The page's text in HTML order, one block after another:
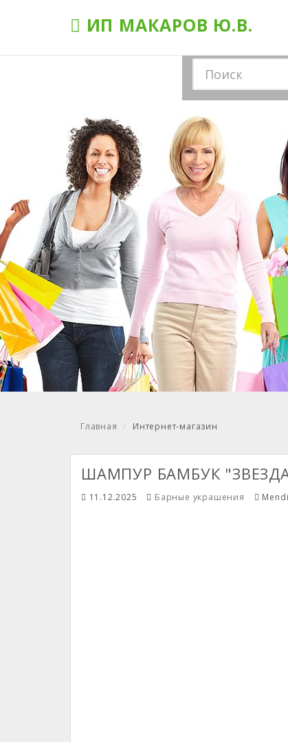
ИП МАКАРОВ Ю.В.
Главная Интернет-магазин
ШАМПУР БАМБУК
11.12.2025 Барные украшения